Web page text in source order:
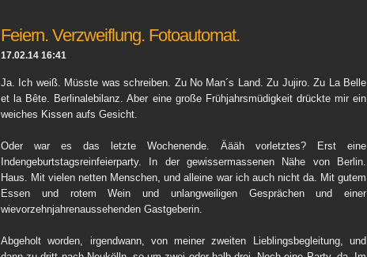
Feiern. Verzweiflung. Fotoautomat.
17.02.14 16:41
Ja. Ich weiß. Müsste was schreiben. Zu No Man´s Land. Zu Jujiro. Zu La Belle
et la Bête. Berlinalebilanz. Aber eine große Frühjahrsmüdigkeit drückte mir ein
weiches Kissen aufs Gesicht.
Oder war es das letzte Wochenende. Äääh vorletztes? Erst eine
Indengeburtstagsreinfeierparty. In der gewissermassenen Nähe von Berlin.
Haus. Mit vielen netten Menschen, und alleine war ich auch nicht da. Mit gutem
Essen und rotem Wein und unlangweiligen Gesprächen und einer
wievorzehnjahrenaussehenden Gastgeberin.
Abgeholt worden, irgendwann, von meiner zweiten Lieblingsbegleitung, und